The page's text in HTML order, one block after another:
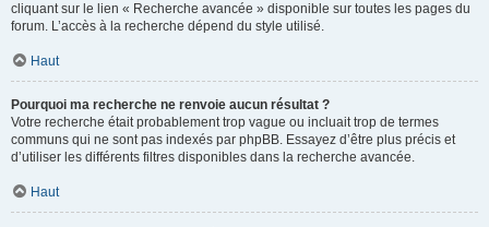
cliquant sur le lien « Recherche avancée » disponible sur toutes les pages du
forum. L’accès à la recherche dépend du style utilisé.
Haut
Pourquoi ma recherche ne renvoie aucun résultat ?
Votre recherche était probablement trop vague ou incluait trop de termes
communs qui ne sont pas indexés par phpBB. Essayez d’être plus précis et
d’utiliser les différents filtres disponibles dans la recherche avancée.
Haut